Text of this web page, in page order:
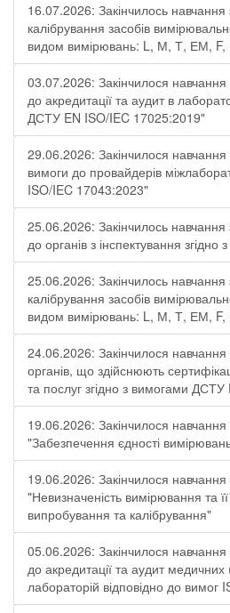
16.07.2026: Закінчилось навчання
калібрування засобів
видом вимірювань: L, М, Т, ЕМ, F,
03.07.2026: Закінчилося навчання
до акредитації та аудит в
ДСТУ EN ISO/IEC 17025:2019"
29.06.2026: Закінчилося навчання
вимоги до провайдерів
ISO/IEC 17043:2023"
25.06.2026: Закінчилось
до органів з інспектування
25.06.2026: Закінчилось навчання
калібрування засобів
видом вимірювань: L, М, Т, ЕМ, F,
24.06.2026: Закінчилося
органів, що здійснюють
та послуг згідно з вимогами
19.06.2026: Закінчилося
"Забезпечення єдності
19.06.2026: Закінчилося
"Невизначеність вимірювання та
випробування та калібрування"
05.06.2026: Закінчилося навчання
до акредитації та аудит медичних
лабораторій відповідно до вимог